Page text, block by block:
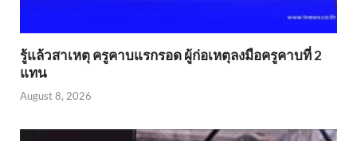
รู้แล้วสาเหตุ ครูคาบแรกรอด ผู้ก่อเหตุลงมือครูคาบที่ 2
แทน
August 8, 2026